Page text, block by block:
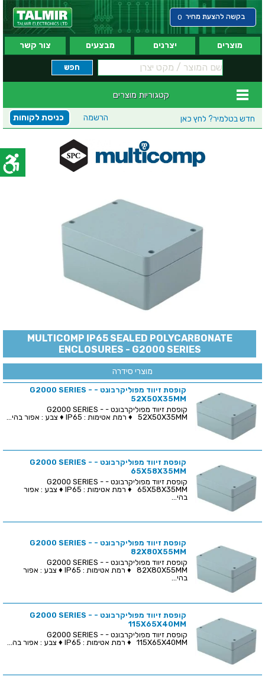
בקשה להצעת מחיר 0
מוצרים יצרנים מבצעים צור קשר
קטגוריות מוצרים
חדש בטלמיר? לחץ כאן כניסת לקוחות הרשמה
MULTICOMP IP65 SEALED POLYCARBONATE
ENCLOSURES - G2000 SERIES
מוצרי סידרה
קופסת זיווד מפוליקרבונט - G2000 SERIES -
52X50X35MM
קופסת זיווד מפוליקרבונט - G2000 SERIES -
52X50X35MM ♦ רמת אטימות : IP65 ♦ צבע : אפור בהי...
קופסת זיווד מפוליקרבונט - G2000 SERIES -
65X58X35MM
קופסת זיווד מפוליקרבונט - G2000 SERIES -
65X58X35MM ♦ רמת אטימות : IP65 ♦ צבע : אפור
בהי...
קופסת זיווד מפוליקרבונט - G2000 SERIES -
82X80X55MM
קופסת זיווד מפוליקרבונט - G2000 SERIES -
82X80X55MM ♦ רמת אטימות : IP65 ♦ צבע : אפור
בהי...
קופסת זיווד מפוליקרבונט - G2000 SERIES -
115X65X40MM
קופסת זיווד מפוליקרבונט - G2000 SERIES -
115X65X40MM ♦ רמת אטימות : IP65 ♦ צבע : אפור בה...